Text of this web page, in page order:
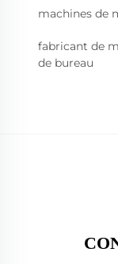
machines de
fabricant de
de bureau